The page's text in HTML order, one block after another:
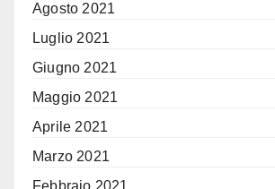
Agosto 2021
Luglio 2021
Giugno 2021
Maggio 2021
Aprile 2021
Marzo 2021